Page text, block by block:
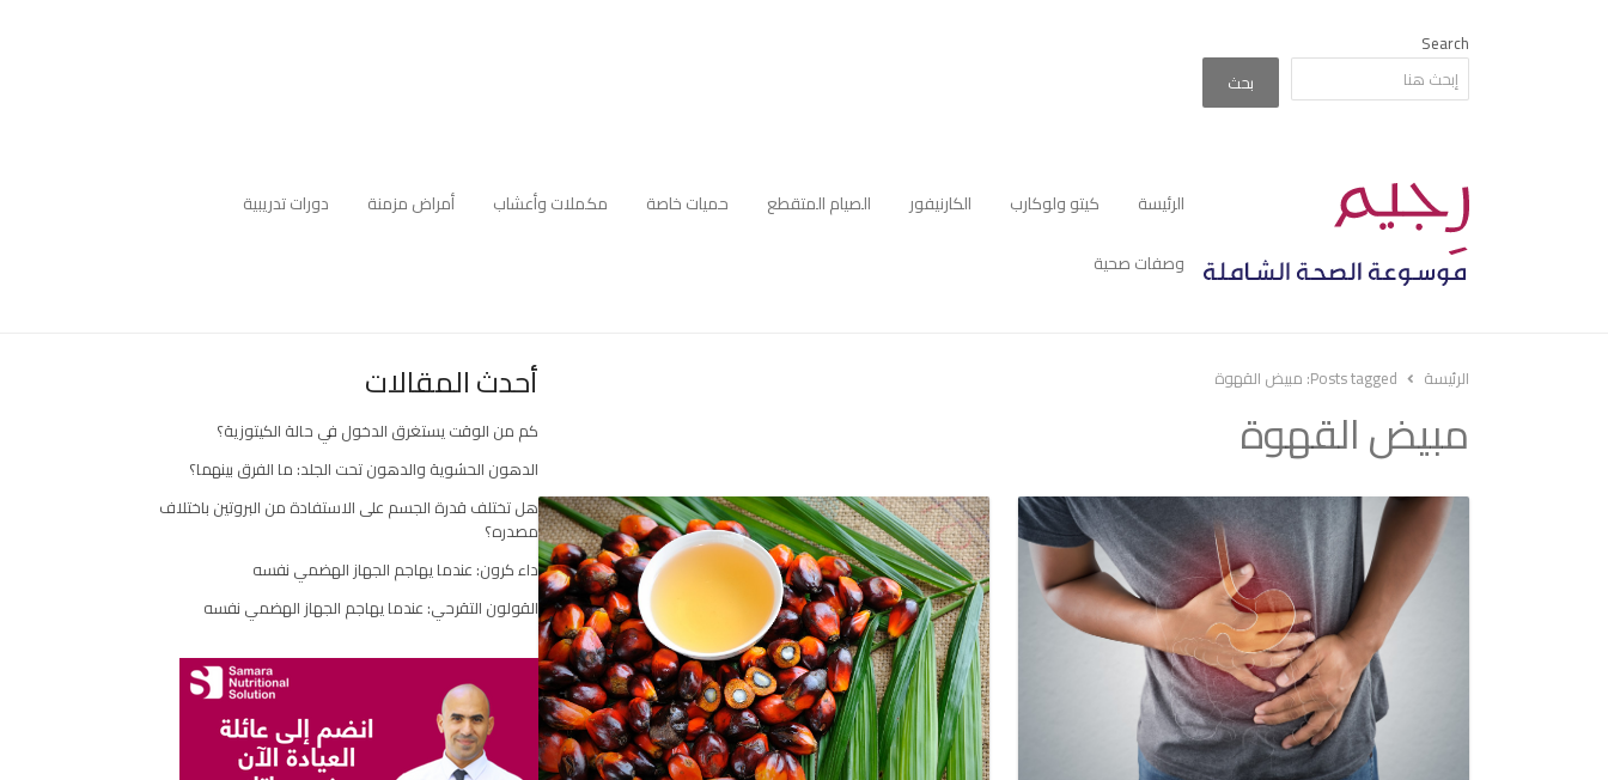
Search
بحث
الرئيسة كيتو ولوكارب الكارنيفور الصيام المتقطع حميات خاصة مكملات وأعشاب أمراض مزمنة
دورات تدريبية
وصفات صحية
الرئيسة Posts tagged: مبيض القهوة
مبيض القهوة
أحدث المقالات
كم من الوقت يستغرق الدخول في حالة الكيتوزية؟
الدهون الحشوية والدهون تحت الجلد: ما الفرق بينهما؟
هل تختلف قدرة الجسم على الاستفادة من البروتين باختلاف
مصدره؟
داء كرون: عندما يهاجم الجهاز الهضمي نفسه
القولون التقرحي: عندما يهاجم الجهاز الهضمي نفسه